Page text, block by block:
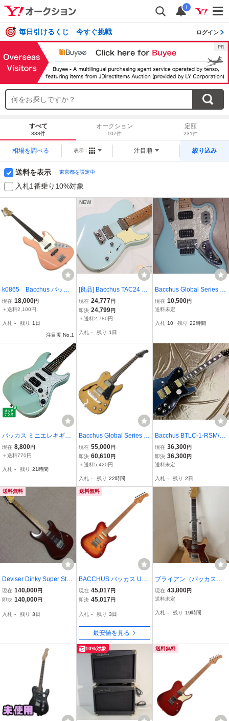
i
毎日引けるくじ 今すぐ挑戦 ログイン
すべて
338件
オークション
107件
定額
231件
相場を調べる 表示： 注目順 絞り込み
送料を表示 東京都を設定中
入札1番乗り10%対象
k0865 Bacchus バッカ
ス ユニバースシリーズ エ
レキベース ピンク ソフト
現在 18,000円
＋送料2,100円
入札 - 残り 1日
注目度 No.1
NEW
[良品] Bacchus TAC24 ST
D-RSM/M PTL-SOB 24フ
レットのモダンTスタイル
[SM775]【神戸店在庫】
現在 24,777 円
即決 24,799円
＋送料2,780円
入札 - 残り 1日
Bacchus Global Series H
JG-24HH/FRT
現在 10,500円
送料未定
入札 10 残り 22時間
バッカス ミニエレキギタ
ー GS-Mini BUCCHUS
現在 8,800円
＋送料770円
入札 - 残り 21時間
Bacchus Global Series B
ARON-JAZZ NA エレキギ
ター ミディアムスケール
バッカス 良好 W1149274
現在 55,000円
即決 60,610円
＋送料5,420円
入札 - 残り 22時間
Bacchus BTLC-1-RSM/R
DLPB
現在 36,300円
即決 36,300円
送料未定
入札 - 残り 2日
送料無料
Deviser Dinky Super Strat
Type momose製 国産ハイ
エンド ストラト フロイド
ト ギター
現在 140,000円
即決 140,000円
入札 - 残り 3日
送料無料
BACCHUS バッカス Univ
erse Series TAC24AD-FM
H RSM/M CS エレキギタ
現在 45,017 円
即決 45,017 円
入札 - 残り 3日
最安値を見る
ブライアン（バッカス）B
TE-520
現在 43,800円
送料未定
入札 - 残り 19時間
10%対象 送料無料